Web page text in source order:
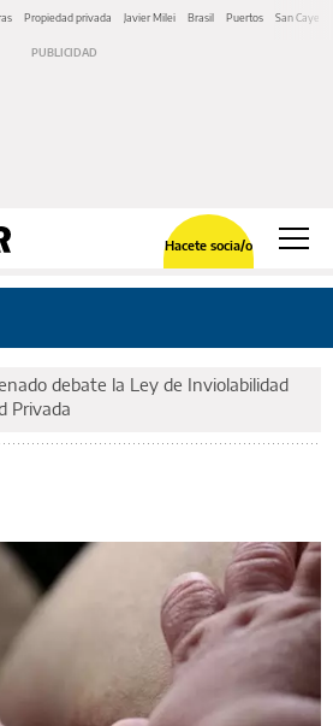
Propiedad privada Javier Milei Brasil Puertos San
Hacete socia/o
debate la Ley de Inviolabilidad
Privada